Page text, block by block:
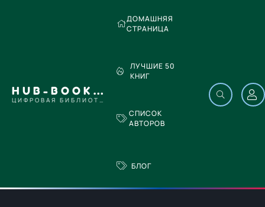
HUB-BOOKS.COM
ЦИФРОВАЯ БИБЛИОТЕКА
ДОМАШНЯЯ
СТРАНИЦА
ЛУЧШИЕ 50
КНИГ
СПИСОК
АВТОРОВ
БЛОГ